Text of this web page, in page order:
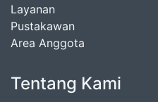
Layanan
Pustakawan
Area Anggota
Tentang Kami